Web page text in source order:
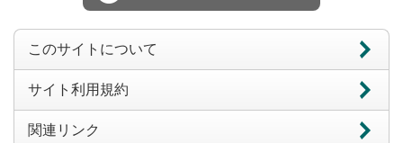
このサイトについて
サイト利用規約
関連リンク